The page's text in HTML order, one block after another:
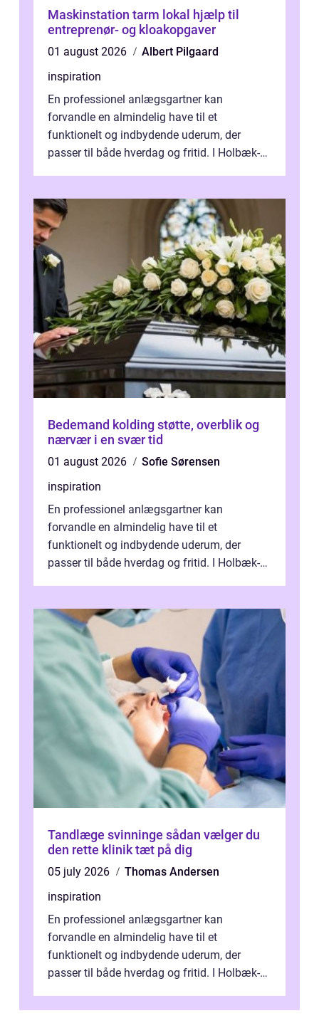
Maskinstation tarm lokal hjælp til
entreprenør- og kloakopgaver
01 august 2026
Albert Pilgaard
inspiration
En professionel anlægsgartner kan
forvandle en almindelig have til et
funktionelt og indbydende uderum, der
passer til både hverdag og fritid. I Holbæk-
Bedemand kolding støtte, overblik og
nærvær i en svær tid
01 august 2026
Sofie Sørensen
inspiration
En professionel anlægsgartner kan
forvandle en almindelig have til et
funktionelt og indbydende uderum, der
passer til både hverdag og fritid. I Holbæk-
Tandlæge svinninge sådan vælger du
den rette klinik tæt på dig
05 july 2026
Thomas Andersen
inspiration
En professionel anlægsgartner kan
forvandle en almindelig have til et
funktionelt og indbydende uderum, der
passer til både hverdag og fritid. I Holbæk-
ønsker mere...